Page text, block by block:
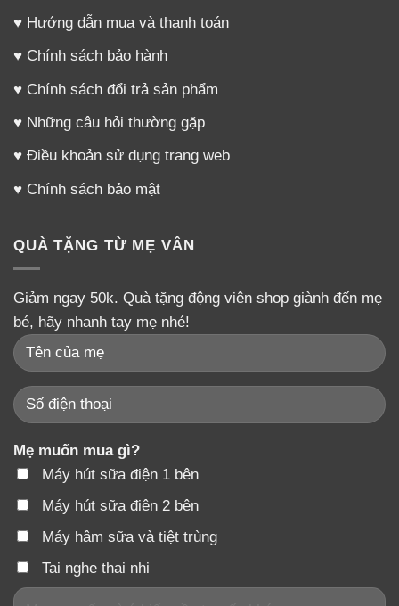
♥ Hướng dẫn mua và thanh toán
♥ Chính sách bảo hành
♥ Chính sách đổi trả sản phẩm
♥ Những câu hỏi thường gặp
♥ Điều khoản sử dụng trang web
♥ Chính sách bảo mật
QUÀ TẶNG TỪ MẸ VÂN
Giảm ngay 50k. Quà tặng động viên shop giành đến mẹ
bé, hãy nhanh tay mẹ nhé!
Mẹ muốn mua gì?
Máy hút sữa điện 1 bên
Máy hút sữa điện 2 bên
Máy hâm sữa và tiệt trùng
Tai nghe thai nhi